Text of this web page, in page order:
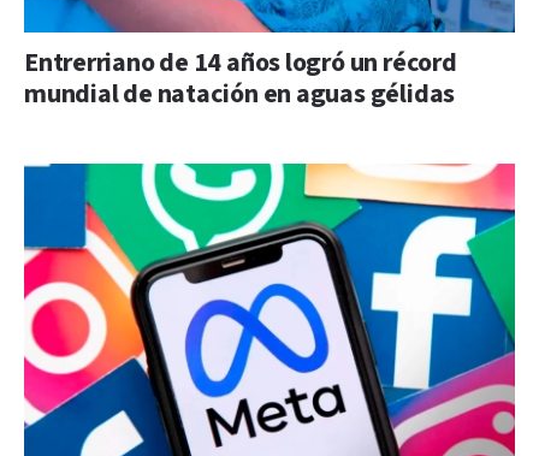
Entrerriano de 14 años logró un récord
mundial de natación en aguas gélidas